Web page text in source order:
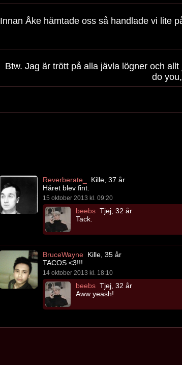
Innan Åke hämtade oss så handlade vi lite
Btw. Jag är trött på alla jävla lögner och
do
Reverberate_
Kille, 37 år
Håret blev fint.
15 oktober 2013 kl. 09:20
beebs Tjej, 32 år
Tack.
BruceWayne Kille, 35 år
TACOS <3!!!
14 oktober 2013 kl. 18:10
beebs Tjej, 32 år
Aww yeash!